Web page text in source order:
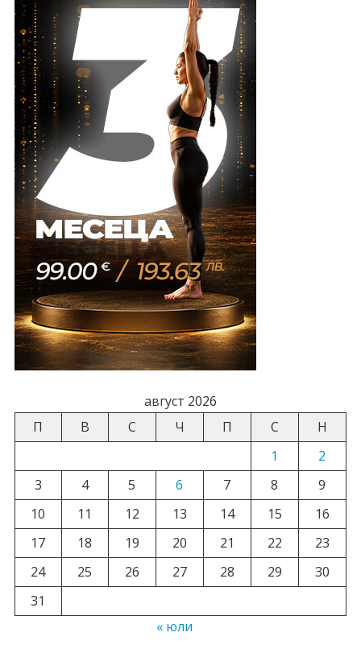
август 2026
П
В С Ч П С
Н
1
2
3
4 5 6 7 8
9
10
11 12 13 14 15
16
17
18 19 20 21 22
23
24
25 26 27 28 29
30
31
« юли